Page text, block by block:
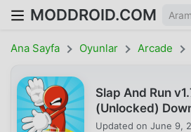
MODDROID.COM
Ana Sayfa Oyunlar Arcade
Slap And Run
(Unlocked)
Updated on June 9,